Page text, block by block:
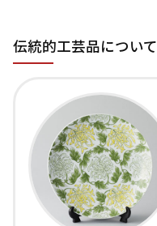
伝統的工芸品について